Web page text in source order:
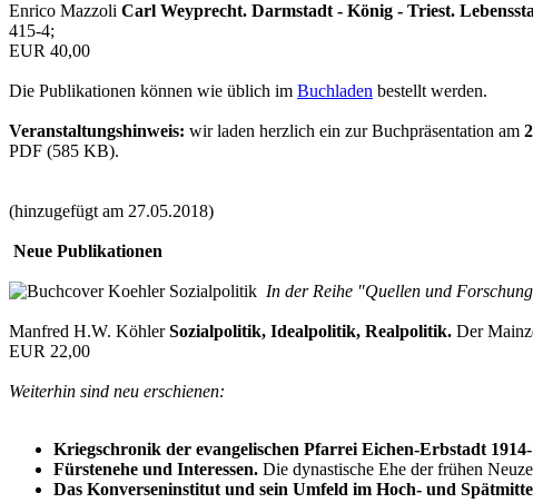
Enrico Mazzoli Carl Weyprecht. Darmstadt - König - Triest.
415-4;
EUR 40,00
Die Publikationen können wie üblich im Buchladen bestellt werden.
Veranstaltungshinweis: wir laden herzlich ein zur Buchpräsentation am
PDF (585 KB).
(hinzugefügt am 27.05.2018)
Neue Publikationen
In der Reihe "Quellen und
Manfred H.W. KöhlerSozialpolitik, Idealpolitik, Realpolitik. Der
EUR 22,00
Weiterhin sind neu erschienen:
Kriegschronik der evangelischen Pfarrei Eichen-Erbstadt
Fürstenehe und Interessen. Die dynastische Ehe der frühen
Das Konverseninstitut und sein Umfeld im Hoch- und